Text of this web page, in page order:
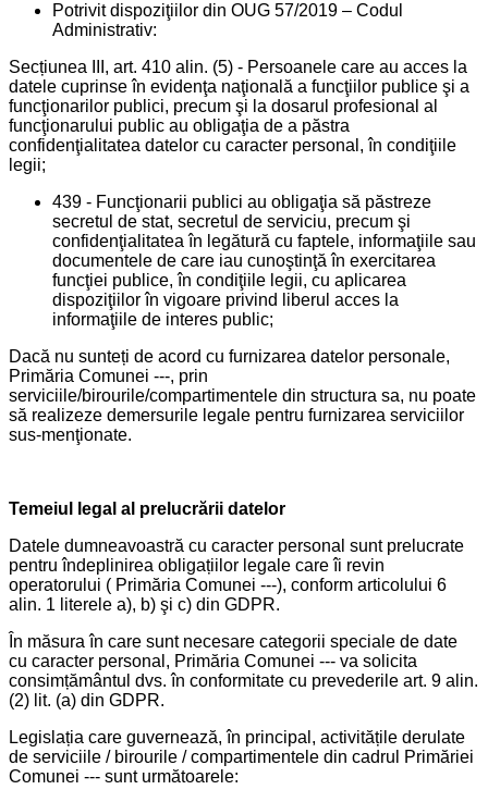
Potrivit dispoziţiilor din OUG 57/2019 – Codul
Administrativ:
Secțiunea III, art. 410 alin. (5) - Persoanele care au acces la
datele cuprinse în evidenţa naţională a funcţiilor publice şi a
funcţionarilor publici, precum şi la dosarul profesional al
funcţionarului public au obligaţia de a păstra
confidenţialitatea datelor cu caracter personal, în condiţiile
legii;
439 - Funcţionarii publici au obligaţia să păstreze
secretul de stat, secretul de serviciu, precum şi
confidenţialitatea în legătură cu faptele, informaţiile sau
documentele de care iau cunoştinţă în exercitarea
funcţiei publice, în condiţiile legii, cu aplicarea
dispoziţiilor în vigoare privind liberul acces la
informaţiile de interes public;
Dacă nu sunteți de acord cu furnizarea datelor personale,
Primăria Comunei ---, prin
serviciile/birourile/compartimentele din structura sa, nu poate
să realizeze demersurile legale pentru furnizarea serviciilor
sus-menţionate.
Temeiul legal al prelucrării datelor
Datele dumneavoastră cu caracter personal sunt prelucrate
pentru îndeplinirea obligațiilor legale care îi revin
operatorului ( Primăria Comunei ---), conform articolului 6
alin. 1 literele a), b) şi c) din GDPR.
În măsura în care sunt necesare categorii speciale de date
cu caracter personal, Primăria Comunei --- va solicita
consimțământul dvs. în conformitate cu prevederile art. 9 alin.
(2) lit. (a) din GDPR.
Legislația care guvernează, în principal, activitățile derulate
de serviciile / birourile / compartimentele din cadrul Primăriei
Comunei --- sunt următoarele: